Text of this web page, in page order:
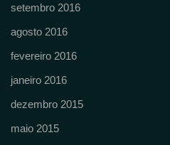
setembro 2016
agosto 2016
fevereiro 2016
janeiro 2016
dezembro 2015
maio 2015